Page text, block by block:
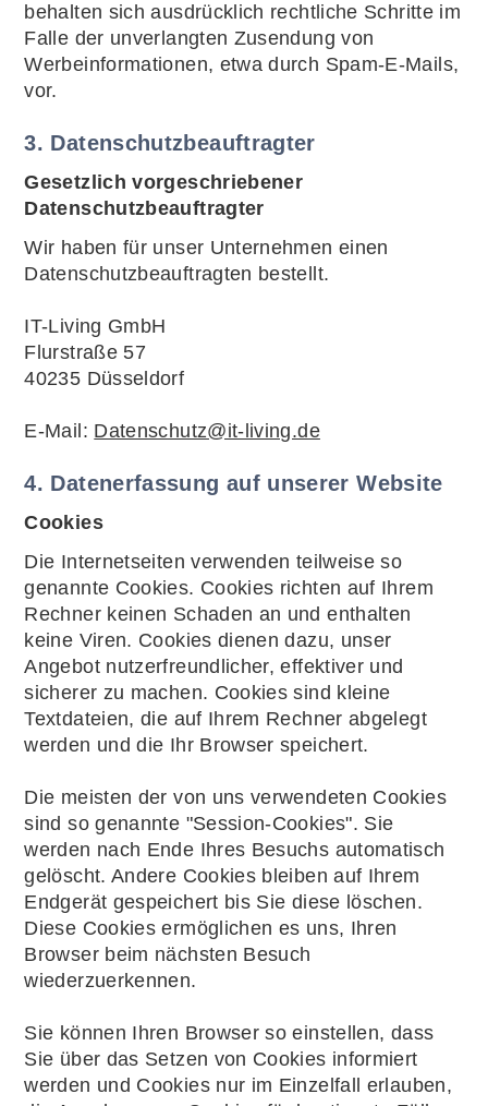
behalten sich ausdrücklich rechtliche Schritte im
Falle der unverlangten Zusendung von
Werbeinformationen, etwa durch Spam-E-Mails,
vor.
3. Datenschutzbeauftragter
Gesetzlich vorgeschriebener
Datenschutzbeauftragter
Wir haben für unser Unternehmen einen
Datenschutzbeauftragten bestellt.
IT-Living GmbH
Flurstraße 57
40235 Düsseldorf
E-Mail: Datenschutz@it-living.de
4. Datenerfassung auf unserer Website
Cookies
Die Internetseiten verwenden teilweise so
genannte Cookies. Cookies richten auf Ihrem
Rechner keinen Schaden an und enthalten
keine Viren. Cookies dienen dazu, unser
Angebot nutzerfreundlicher, effektiver und
sicherer zu machen. Cookies sind kleine
Textdateien, die auf Ihrem Rechner abgelegt
werden und die Ihr Browser speichert.
Die meisten der von uns verwendeten Cookies
sind so genannte "Session-Cookies". Sie
werden nach Ende Ihres Besuchs automatisch
gelöscht. Andere Cookies bleiben auf Ihrem
Endgerät gespeichert bis Sie diese löschen.
Diese Cookies ermöglichen es uns, Ihren
Browser beim nächsten Besuch
wiederzuerkennen.
Sie können Ihren Browser so einstellen, dass
Sie über das Setzen von Cookies informiert
werden und Cookies nur im Einzelfall erlauben,